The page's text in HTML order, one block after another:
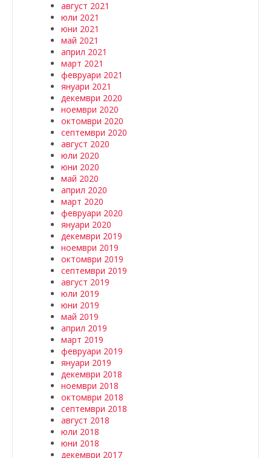
август 2021
юли 2021
юни 2021
май 2021
април 2021
март 2021
февруари 2021
януари 2021
декември 2020
ноември 2020
октомври 2020
септември 2020
август 2020
юли 2020
юни 2020
май 2020
април 2020
март 2020
февруари 2020
януари 2020
декември 2019
ноември 2019
октомври 2019
септември 2019
август 2019
юли 2019
юни 2019
май 2019
април 2019
март 2019
февруари 2019
януари 2019
декември 2018
ноември 2018
октомври 2018
септември 2018
август 2018
юли 2018
юни 2018
декември 2017